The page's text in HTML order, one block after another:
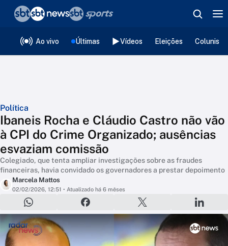
Ao vivo Últimas Vídeos Eleições
Política
Ibaneis Rocha e Cláudio Castro não vão
à CPI do Crime Organizado; ausências
esvaziam comissão
Colegiado, que tenta ampliar investigações sobre as fraudes
financeiras, havia convidado os governadores a prestar depoimento
Marcela Mattos
02/02/2026, 12:51 • Atualizado há 6 mêses
❮voltar
Editorias